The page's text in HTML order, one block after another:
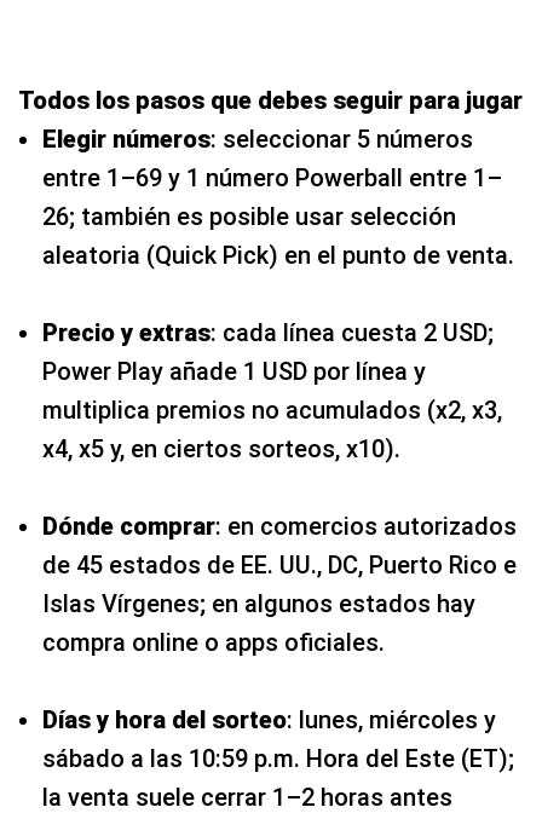
Todos los pasos que debes seguir para jugar
Elegir números: seleccionar 5 números
entre 1–69 y 1 número Powerball entre 1–
26; también es posible usar selección
aleatoria (Quick Pick) en el punto de venta.
Precio y extras: cada línea cuesta 2 USD;
Power Play añade 1 USD por línea y
multiplica premios no acumulados (x2, x3,
x4, x5 y, en ciertos sorteos, x10).
Dónde comprar: en comercios autorizados
de 45 estados de EE. UU., DC, Puerto Rico e
Islas Vírgenes; en algunos estados hay
compra online o apps oficiales.
Días y hora del sorteo: lunes, miércoles y
sábado a las 10:59 p.m. Hora del Este (ET);
la venta suele cerrar 1–2 horas antes